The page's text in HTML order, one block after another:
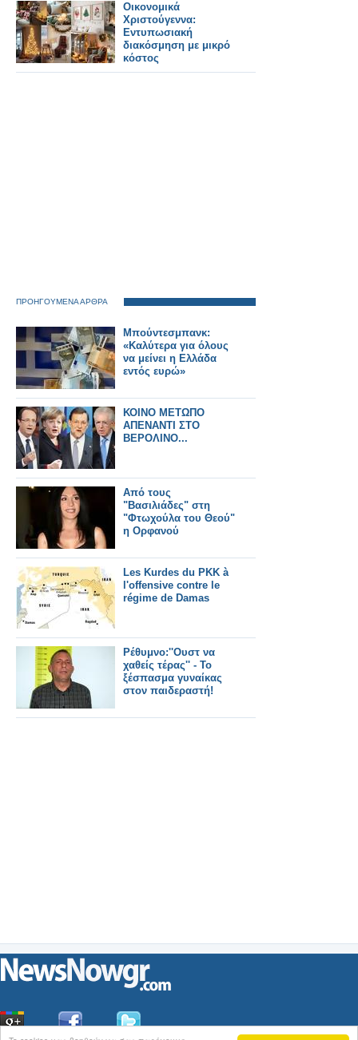
Οικονομικά
Χριστούγεννα:
Εντυπωσιακή
διακόσμηση με μικρό
κόστος
ΠΡΟΗΓΟΥΜΕΝΑ ΑΡΘΡΑ
Μπούντεσμπανκ:
«Καλύτερα για όλους
να μείνει η Ελλάδα
εντός ευρώ»
ΚΟΙΝΟ ΜΕΤΩΠΟ
ΑΠΕΝΑΝΤΙ ΣΤΟ
ΒΕΡΟΛΙΝΟ...
Από τους
"Βασιλιάδες" στη
"Φτωχούλα του Θεού"
η Ορφανού
Les Kurdes du PKK à
l'offensive contre le
régime de Damas
Ρέθυμνο:''Ουστ να
χαθείς τέρας'' - Το
ξέσπασμα γυναίκας
στον παιδεραστή!